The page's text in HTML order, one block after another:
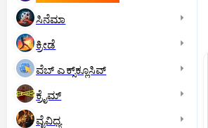
ಸಿನೆಮಾ
ಕ್ರೀಡೆ
ವೆಬ್ ಎಕ್ಸ್‌ಕ್ಲೂಸಿವ್
ಕ್ರೈಮ್
ವೈವಿಧ್ಯ